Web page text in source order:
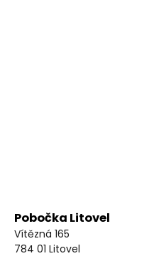
Pobočka Litovel
Vítězná 165
784 01 Litovel